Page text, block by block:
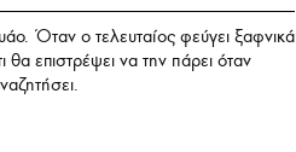
Όταν ο τελευταίος φεύγει ξαφνικά
επιστρέψει να την πάρει όταν